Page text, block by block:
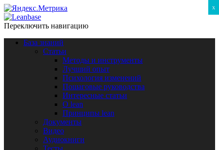
Переключить навигацию
База знаний
Статьи
Методы и инструменты
Лучший опыт
Психология изменений
Пошаговые руководства
Интересные статьи
O lean
Принципы lean
Документы
Видео
Аудиокниги
Тесты
x